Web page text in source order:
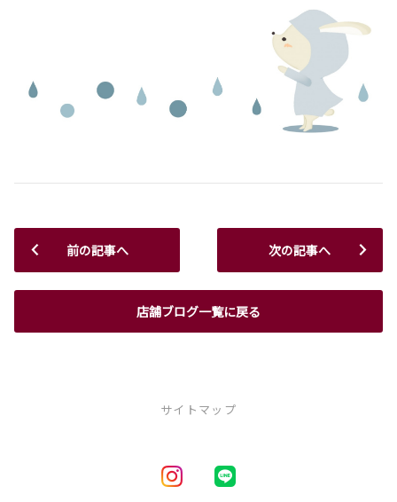
前の記事へ
店舗ブログ一覧に戻る
次の記事へ
サイトマップ